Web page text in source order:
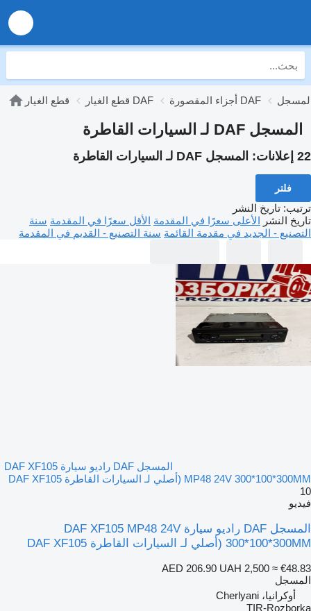
قطع الغيار قطع الغيار DAF أجزاء المقصورة DAF
المسجل DAF لـ السيارات القاطرة
22 إعلانات: المسجل DAF لـ السيارات القاطرة
فلتر
ترتيب: تاريخ النشر
تاريخ النشر الأعلى سعرًا في المقدمة الأقل سعرًا في المقدمة سنة
التصنيع - الجديد في مقدمة القائمة سنة التصنيع - القديم في المقدمة
المسجل DAF راديو سيارة DAF XF105
MP48 24V 300*100*300MM (أصلي لـ السيارات القاطرة DAF XF105
10
فيديو
المسجل DAF راديو سيارة DAF XF105 MP48 24V
300*100*300MM (أصلي لـ السيارات القاطرة DAF XF105
AED 206.90 UAH 2,500 ≈ €48.83
المسجل
أوكرانيا، Cherlyani
TIR-Rozborka